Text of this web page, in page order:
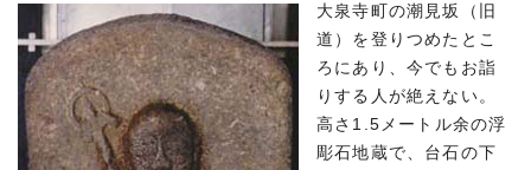
大泉寺町の潮見坂（旧
道）を登りつめたとこ
ろにあり、今でもお詣
りする人が絶えない。
高さ1.5メートル余の浮
彫石地蔵で、台石の下